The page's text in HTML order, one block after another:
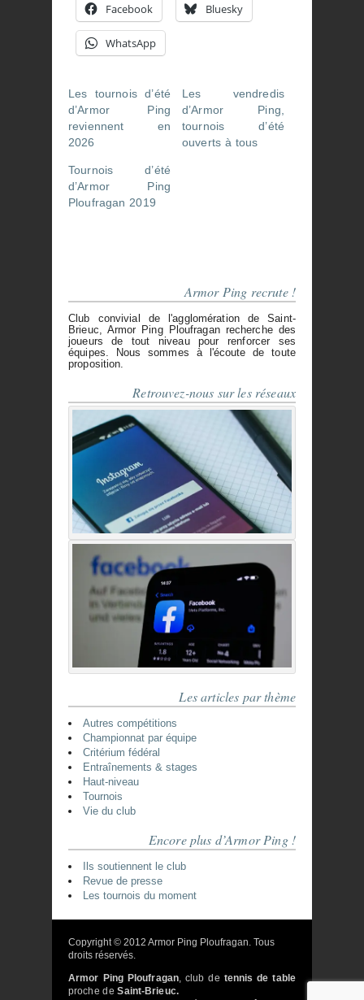
Facebook Bluesky
WhatsApp
Les tournois d’été
d’Armor Ping
reviennent en
2026
Les vendredis
d’Armor Ping,
tournois d’été
ouverts à tous
Tournois d’été
d’Armor Ping
Ploufragan 2019
Armor Ping recrute !
Club convivial de l'agglomération de Saint-
Brieuc, Armor Ping Ploufragan recherche des
joueurs de tout niveau pour renforcer ses
équipes. Nous sommes à l'écoute de toute
proposition.
Retrouvez-nous sur les réseaux
Les articles par thème
Autres compétitions
Championnat par équipe
Critérium fédéral
Entraînements & stages
Haut-niveau
Tournois
Vie du club
Encore plus d’Armor Ping !
Ils soutiennent le club
Revue de presse
Les tournois du moment
Copyright © 2012 Armor Ping Ploufragan. Tous
droits réservés.
Armor Ping Ploufragan, club de tennis de table
proche deSaint-Brieuc.